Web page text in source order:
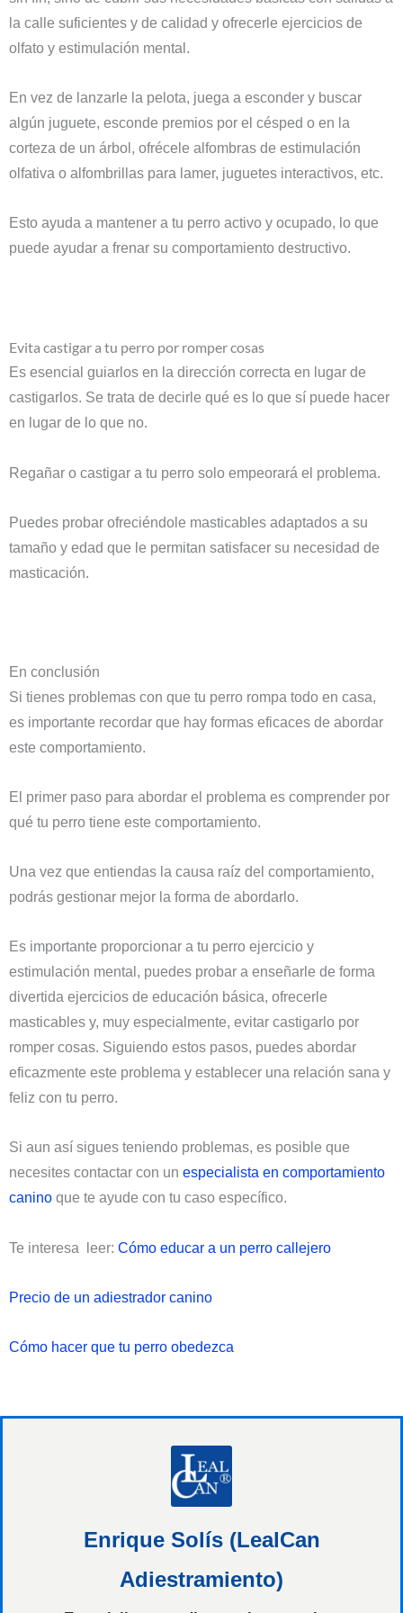
la calle suficientes y de calidad y ofrecerle ejercicios de
olfato y estimulación mental.
En vez de lanzarle la pelota, juega a esconder y buscar
algún juguete, esconde premios por el césped o en la
corteza de un árbol, ofrécele alfombras de estimulación
olfativa o alfombrillas para lamer, juguetes interactivos, etc.
Esto ayuda a mantener a tu perro activo y ocupado, lo que
puede ayudar a frenar su comportamiento destructivo.
Evita castigar a tu perro por romper cosas
Es esencial guiarlos en la dirección correcta en lugar de
castigarlos. Se trata de decirle qué es lo que sí puede hacer
en lugar de lo que no.
Regañar o castigar a tu perro solo empeorará el problema.
Puedes probar ofreciéndole masticables adaptados a su
tamaño y edad que le permitan satisfacer su necesidad de
masticación.
En conclusión
Si tienes problemas con que tu perro rompa todo en casa,
es importante recordar que hay formas eficaces de abordar
este comportamiento.
El primer paso para abordar el problema es comprender por
qué tu perro tiene este comportamiento.
Una vez que entiendas la causa raíz del comportamiento,
podrás gestionar mejor la forma de abordarlo.
Es importante proporcionar a tu perro ejercicio y
estimulación mental, puedes probar a enseñarle de forma
divertida ejercicios de educación básica, ofrecerle
masticables y, muy especialmente, evitar castigarlo por
romper cosas. Siguiendo estos pasos, puedes abordar
eficazmente este problema y establecer una relación sana y
feliz con tu perro.
Si aun así sigues teniendo problemas, es posible que
necesites contactar con un especialista en comportamiento
canino que te ayude con tu caso específico.
Te interesa leer: Cómo educar a un perro callejero
Precio de un adiestrador canino
Cómo hacer que tu perro obedezca
Enrique Solís (LealCan
Adiestramiento)